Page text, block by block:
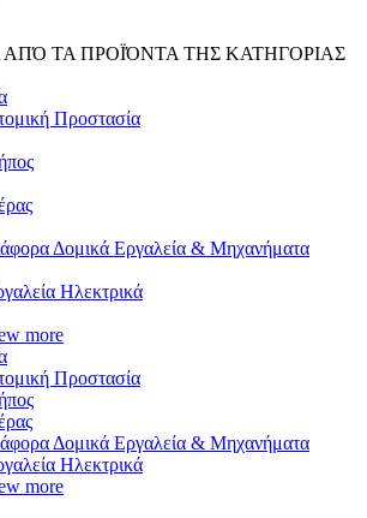
ΑΠΌ ΤΑ ΠΡΟΪΌΝΤΑ ΤΗΣ ΚΑΤΗΓΟΡΙΑΣ
Προστασία
Δομικά Εργαλεία & Μηχανήματα
Ηλεκτρικά
more
Προστασία
Δομικά Εργαλεία & Μηχανήματα
Ηλεκτρικά
more